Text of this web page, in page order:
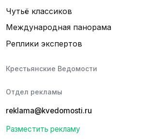
Чутьё классиков
Международная панорама
Реплики экспертов
Крестьянские Ведомости
Отдел рекламы
reklama@kvedomosti.ru
Разместить рекламу